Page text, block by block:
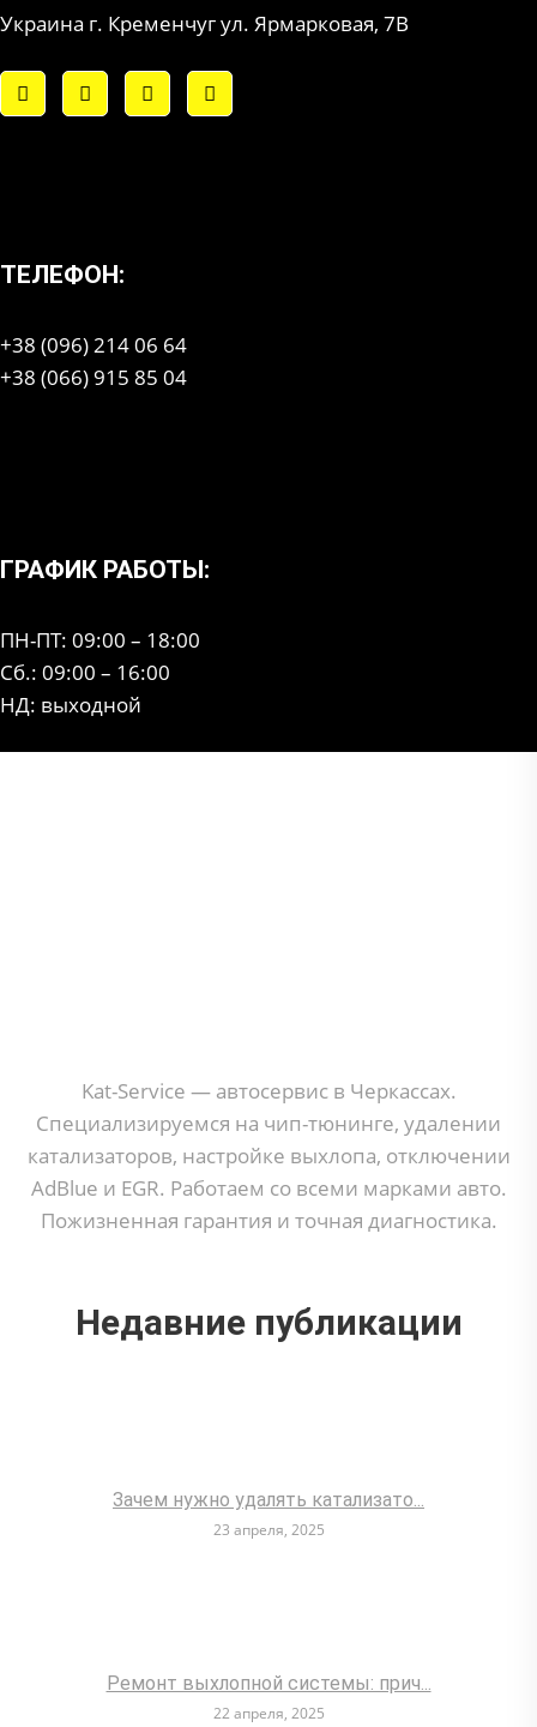
Украина г. Кременчуг ул. Ярмарковая, 7В
ТЕЛЕФОН:
+38 (096) 214 06 64
+38 (066) 915 85 04
ГРАФИК РАБОТЫ:
ПН-ПТ: 09:00 – 18:00
Сб.: 09:00 – 16:00
НД: выходной
Kat-Service — автосервис в Черкассax.
Специализируемся на чип-тюнинге, удалении
катализаторов, настройке выхлопа, отключении
AdBlue и EGR. Работаем со всеми марками авто.
Пожизненная гарантия и точная диагностика.
Недавние публикации
Зачем нужно удалять катализато...
23 апреля, 2025
Ремонт выхлопной системы: прич...
22 апреля, 2025